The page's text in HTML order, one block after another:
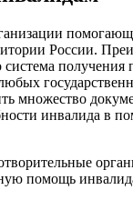
России.
система получения
множество
инвалида в
помощь